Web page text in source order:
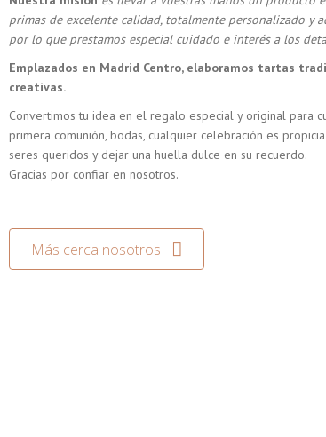
primas de excelente calidad, totalmente personalizado y
por lo que prestamos especial cuidado e interés a los
Emplazados en Madrid Centro, elaboramos tartas
creativas.
Convertimos tu idea en el regalo especial y original para
primera comunión, bodas, cualquier celebración es
seres queridos y dejar una huella dulce en su recuerdo.
Gracias por confiar en nosotros.
Más cerca nosotros